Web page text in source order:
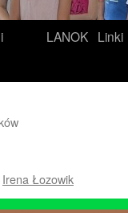
LANOK Linki
Irena Łozowik